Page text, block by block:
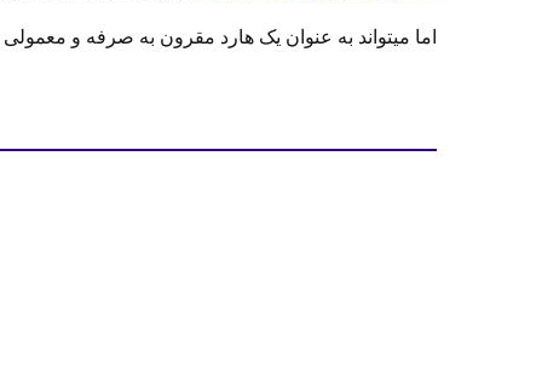
اما میتواند به عنوان یک هارد مقرون به صرفه و